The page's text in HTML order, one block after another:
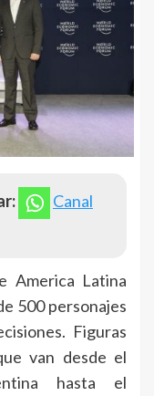
Canal
America Latina
500 personajes
Figuras
van desde el
hasta el